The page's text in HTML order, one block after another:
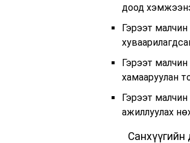
доод
Гэрээт
Гэрээт
хамааруулан
Гэрээт
ажиллуулах
Санхүүгийн